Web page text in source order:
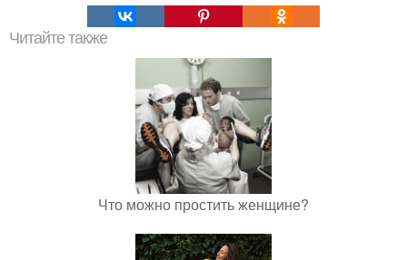
Читайте также
Что можно простить женщине?